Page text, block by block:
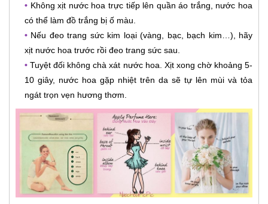
• Không xịt nước hoa trực tiếp lên quần áo trắng, nước hoa
có thể làm đồ trắng bị ố màu.
• Nếu đeo trang sức kim loại (vàng, bạc, bạch kim…), hãy
xịt nước hoa trước rồi đeo trang sức sau.
• Tuyệt đối không chà xát nước hoa. Xịt xong chờ khoảng 5-
10 giây, nước hoa gặp nhiệt trên da sẽ tự lên mùi và tỏa
ngát trọn vẹn hương thơm.